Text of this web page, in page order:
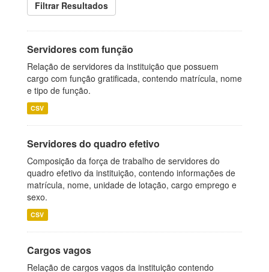
Filtrar Resultados
Servidores com função
Relação de servidores da instituição que possuem
cargo com função gratificada, contendo matrícula, nome
e tipo de função.
CSV
Servidores do quadro efetivo
Composição da força de trabalho de servidores do
quadro efetivo da instituição, contendo informações de
matrícula, nome, unidade de lotação, cargo emprego e
sexo.
CSV
Cargos vagos
Relação de cargos vagos da instituição contendo